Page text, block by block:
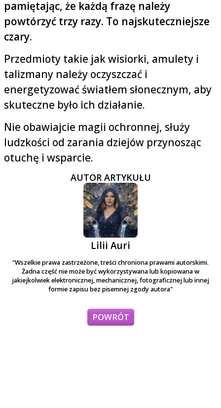
pamiętając, że każdą frazę należy
powtórzyć trzy razy. To najskuteczniejsze
czary.
Przedmioty takie jak wisiorki, amulety i
talizmany należy oczyszczać i
energetyzować światłem słonecznym, aby
skuteczne było ich działanie.
Nie obawiajcie magii ochronnej, służy
ludzkości od zarania dziejów przynosząc
otuchę i wsparcie.
AUTOR ARTYKUŁU
Lilii Auri
"Wszelkie prawa zastrzeżone, treści chroniona prawami autorskimi.
Żadna część nie może być wykorzystywana lub kopiowana w
jakiejkolwiek elektronicznej, mechanicznej, fotograficznej lub innej
formie zapisu bez pisemnej zgody autora"
POWRÓT